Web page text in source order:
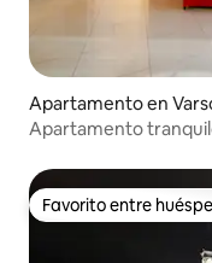
Apartamento en
Apartamento
Favorito entre
Favorito entre